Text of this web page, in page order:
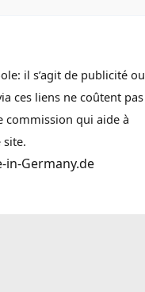
il s’agit de publicité ou
ces liens ne coûtent pas
commission qui aide à
site.
in-Germany.de